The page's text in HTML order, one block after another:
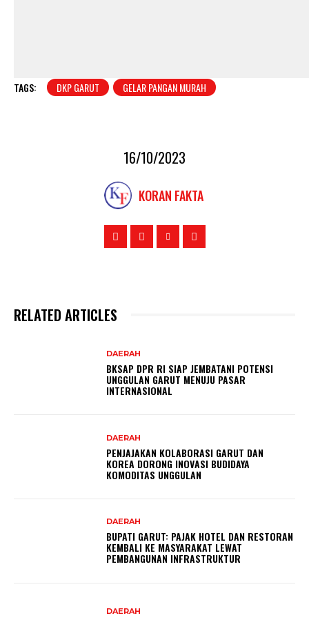
TAGS: DKP GARUT GELAR PANGAN MURAH
16/10/2023
KORAN FAKTA
RELATED ARTICLES
DAERAH
BKSAP DPR RI SIAP JEMBATANI POTENSI
UNGGULAN GARUT MENUJU PASAR
INTERNASIONAL
DAERAH
PENJAJAKAN KOLABORASI GARUT DAN
KOREA DORONG INOVASI BUDIDAYA
KOMODITAS UNGGULAN
DAERAH
BUPATI GARUT: PAJAK HOTEL DAN RESTORAN
KEMBALI KE MASYARAKAT LEWAT
PEMBANGUNAN INFRASTRUKTUR
DAERAH